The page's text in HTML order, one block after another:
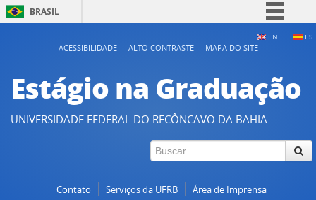
BRASIL
Participe
Acesso à informação
Legislação
EN ES
ACESSIBILIDADE ALTO CONTRASTE MAPA DO SITE
Estágio na Graduação
UNIVERSIDADE FEDERAL DO RECÔNCAVO DA BAHIA
Contato Serviços da UFRB Área de Imprensa